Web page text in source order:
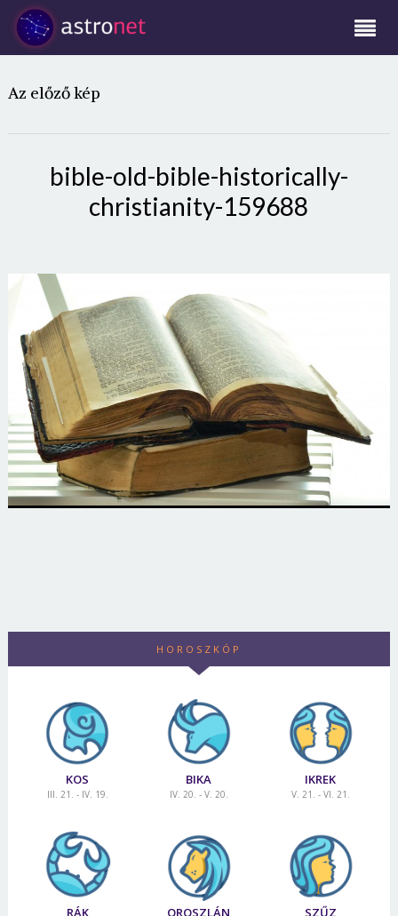
Az előző kép
bible-old-bible-historically-
christianity-159688
HOROSZKÓP
KOS
III. 21. - IV. 19.
BIKA
IV. 20. - V. 20.
IKREK
V. 21. - VI. 21.
RÁK OROSZLÁN SZŰZ